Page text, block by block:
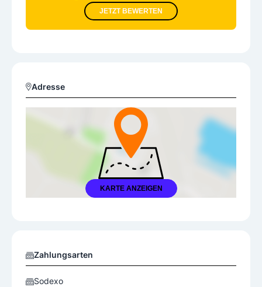
JETZT BEWERTEN
Adresse
KARTE ANZEIGEN
Zahlungsarten
Sodexo